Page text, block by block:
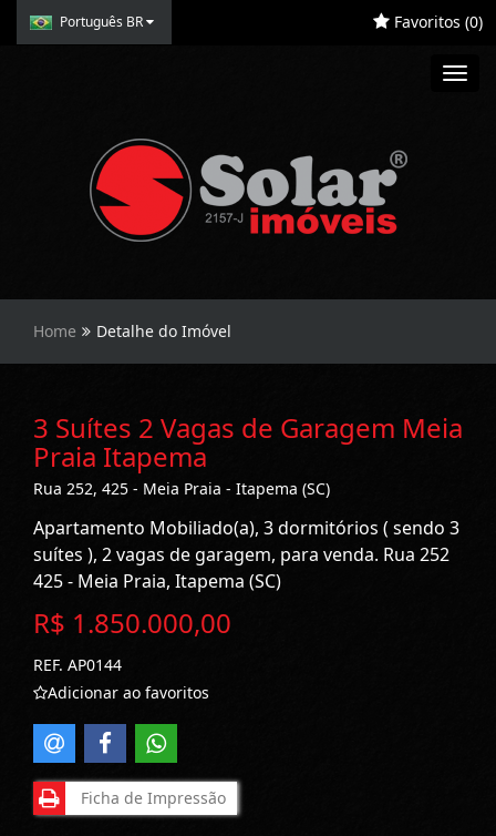
Português BR Favoritos (0)
Home Detalhe do Imóvel
3 Suítes 2 Vagas de Garagem Meia
Praia Itapema
Rua 252, 425 - Meia Praia - Itapema (SC)
Apartamento Mobiliado(a), 3 dormitórios ( sendo 3
suítes ), 2 vagas de garagem, para venda. Rua 252
425 - Meia Praia, Itapema (SC)
R$ 1.850.000,00
REF. AP0144
Adicionar ao favoritos
Ficha de Impressão